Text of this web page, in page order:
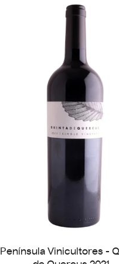
Península Vinicultores -